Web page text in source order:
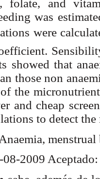
folate, and
was
were
showed that
those non
the
and cheap
to detect the
Anaemia,
2009